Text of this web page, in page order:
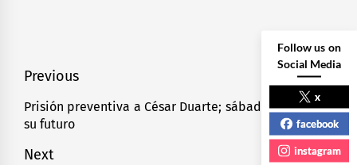
Navegación
de
entradas
Previous
Previous
post:
Prisión preventiva a César Duarte; sábado clave para
su futuro
Next
Follow us on
Social Media
x
facebook
instagram